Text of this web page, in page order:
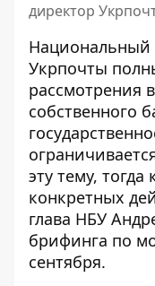
директор
Национальный
Укрпочты
рассмотрения
собственного
эту тему, тогда
конкретных
глава НБУ
брифинга по
сентября.